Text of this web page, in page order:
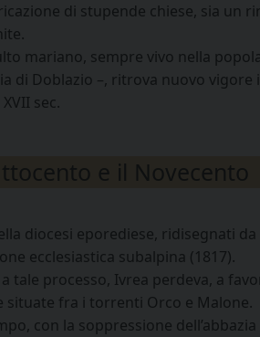
di stupende chiese, sia un
mariano, sempre vivo nella
di Doblazio –, ritrova nuovo
sec.
e il Novecento
diocesi eporediese, ridisegnati
ecclesiastica subalpina (1817).
tale processo, Ivrea perdeva, a
situate fra i torrenti Orco e Malone.
con la soppressione